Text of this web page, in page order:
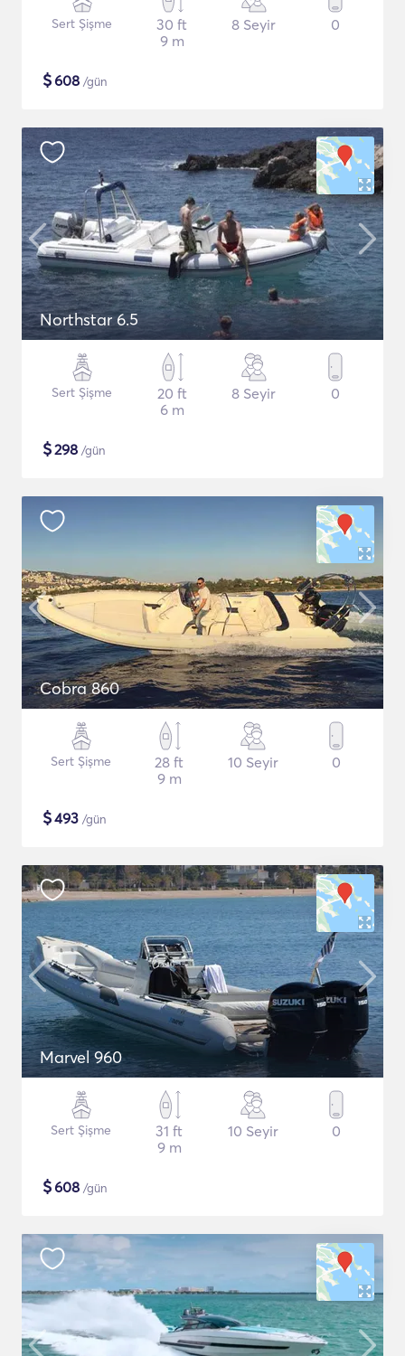
Sert Şişme
30 ft
9 m
8 Seyir 0
$608 /gün
Northstar 6.5
Sert Şişme
20 ft
6 m
8 Seyir 0
$298 /gün
Cobra 860
Sert Şişme
28 ft
9 m
10 Seyir 0
$493 /gün
Marvel 960
Sert Şişme
31 ft
9 m
10 Seyir 0
$608 /gün